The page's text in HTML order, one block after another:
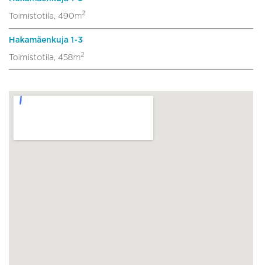
Toimistotila, 490m2
Hakamäenkuja 1-3
Toimistotila, 458m2